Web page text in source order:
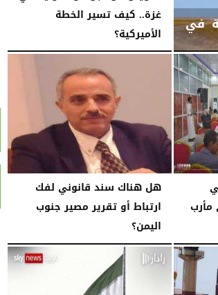
في
غزة.. كيف تسير الخطة
الأميركية؟
الثلاثاء، 4 نوفمبر 2025 08:00 مـ
مأرب
هل هناك سند قانوني لفك
ارتباط أو تقرير مصير جنوب
اليمن؟
الثلاثاء، 7 يناير 2025 12:03 مـ